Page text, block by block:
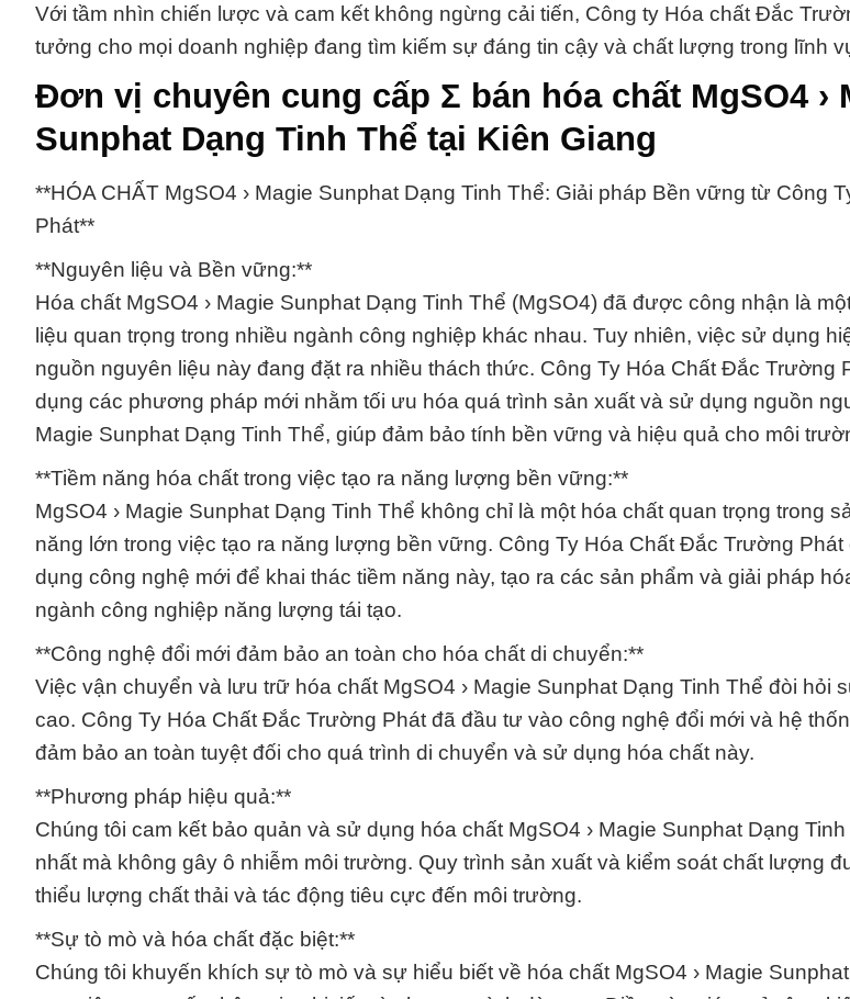
Với tầm nhìn chiến lược và cam kết không ngừng cải tiến, Công ty Hóa chất Đắc
tưởng cho mọi doanh nghiệp đang tìm kiếm sự đáng tin cậy và chất lượng trong lĩnh
Đơn vị chuyên cung cấp Σ bán hóa chất MgSO4 ›
Sunphat Dạng Tinh Thể tại Kiên Giang
**HÓA CHẤT MgSO4 › Magie Sunphat Dạng Tinh Thể: Giải pháp Bền vững từ Công
Phát**
**Nguyên liệu và Bền vững:**
Hóa chất MgSO4 › Magie Sunphat Dạng Tinh Thể (MgSO4) đã được công nhận là
liệu quan trọng trong nhiều ngành công nghiệp khác nhau. Tuy nhiên, việc sử dụng
nguồn nguyên liệu này đang đặt ra nhiều thách thức. Công Ty Hóa Chất Đắc Trường
dụng các phương pháp mới nhằm tối ưu hóa quá trình sản xuất và sử dụng nguồn
Magie Sunphat Dạng Tinh Thể, giúp đảm bảo tính bền vững và hiệu quả cho môi
**Tiềm năng hóa chất trong việc tạo ra năng lượng bền vững:**
MgSO4 › Magie Sunphat Dạng Tinh Thể không chỉ là một hóa chất quan trọng trong
năng lớn trong việc tạo ra năng lượng bền vững. Công Ty Hóa Chất Đắc Trường
dụng công nghệ mới để khai thác tiềm năng này, tạo ra các sản phẩm và giải pháp
ngành công nghiệp năng lượng tái tạo.
**Công nghệ đổi mới đảm bảo an toàn cho hóa chất di chuyển:**
Việc vận chuyển và lưu trữ hóa chất MgSO4 › Magie Sunphat Dạng Tinh Thể đòi hỏi
cao. Công Ty Hóa Chất Đắc Trường Phát đã đầu tư vào công nghệ đổi mới và hệ
đảm bảo an toàn tuyệt đối cho quá trình di chuyển và sử dụng hóa chất này.
**Phương pháp hiệu quả:**
Chúng tôi cam kết bảo quản và sử dụng hóa chất MgSO4 › Magie Sunphat Dạng
nhất mà không gây ô nhiễm môi trường. Quy trình sản xuất và kiểm soát chất lượng
thiểu lượng chất thải và tác động tiêu cực đến môi trường.
**Sự tò mò và hóa chất đặc biệt:**
Chúng tôi khuyến khích sự tò mò và sự hiểu biết về hóa chất MgSO4 › Magie